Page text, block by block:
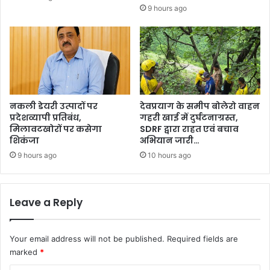
9 hours ago
नकली डेयरी उत्पादों पर
प्रदेशव्यापी प्रतिबंध,
मिलावटखोरों पर कसेगा
शिकंजा
9 hours ago
देवप्रयाग के समीप बोलेरो वाहन
गहरी खाई में दुर्घटनाग्रस्त,
SDRF द्वारा राहत एवं बचाव
अभियान जारी…
10 hours ago
Leave a Reply
Your email address will not be published. Required fields are
marked *